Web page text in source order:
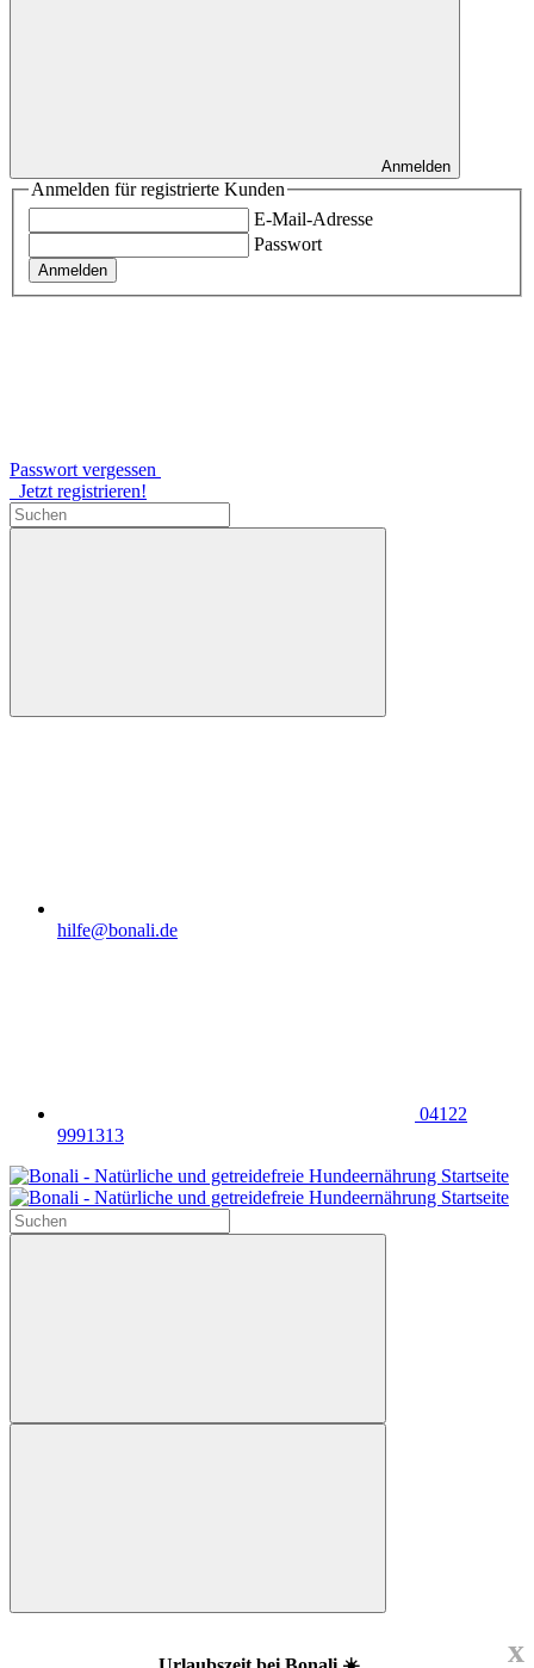
Anmelden
Anmelden für registrierte Kunden
E-Mail-Adresse
Passwort
Anmelden
Passwort vergessen
Jetzt registrieren!
hilfe@bonali.de
04122
9991313
x